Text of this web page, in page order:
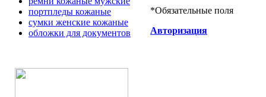
портпледы кожаные
сумки женские кожаные
обложки для документов
*Обязательные поля
Авторизация